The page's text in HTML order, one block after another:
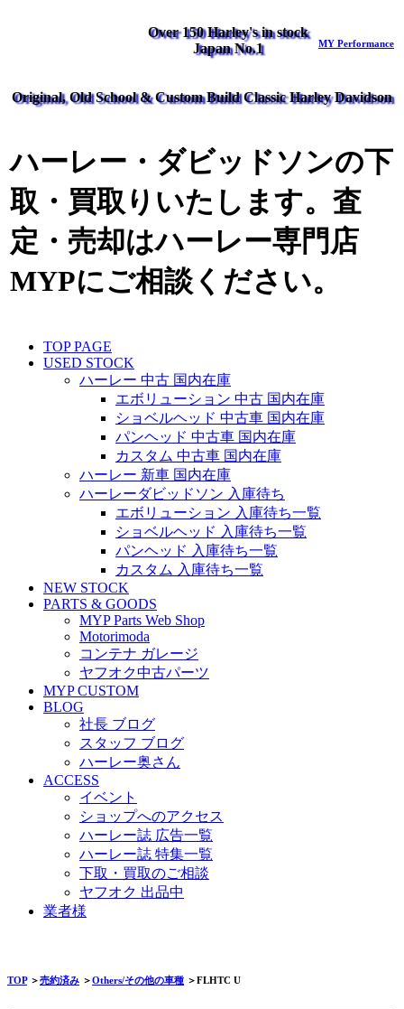
Over 150 Harley's in stock
Japan No.1
MY Performance
Original, Old School & Custom Build Classic Harley Davidson
ハーレー・ダビッドソンの下
取・買取りいたします。査
定・売却はハーレー専門店
MYPにご相談ください。
TOP PAGE
USED STOCK
ハーレー 中古 国内在庫
エボリューション 中古 国内在庫
ショベルヘッド 中古車 国内在庫
パンヘッド 中古車 国内在庫
カスタム 中古車 国内在庫
ハーレー 新車 国内在庫
ハーレーダビッドソン 入庫待ち
エボリューション 入庫待ち一覧
ショベルヘッド 入庫待ち一覧
パンヘッド 入庫待ち一覧
カスタム 入庫待ち一覧
NEW STOCK
PARTS & GOODS
MYP Parts Web Shop
Motorimoda
コンテナ ガレージ
ヤフオク中古パーツ
MYP CUSTOM
BLOG
社長 ブログ
スタッフ ブログ
ハーレー奥さん
ACCESS
イベント
ショップへのアクセス
ハーレー誌 広告一覧
ハーレー誌 特集一覧
下取・買取のご相談
ヤフオク 出品中
業者様
TOP＞売約済み ＞Others/その他の車種 ＞FLHTC U